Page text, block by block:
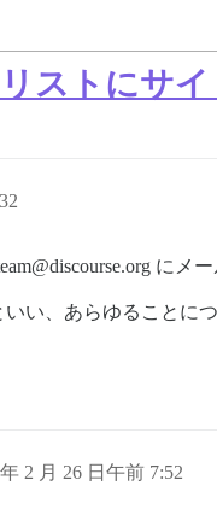
リストにサ
にメ
いい、あらゆることに
2 月 26 日午前 7:52